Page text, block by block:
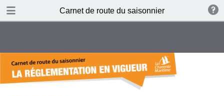
Carnet de route du saisonnier
DOWNLOAD PDF